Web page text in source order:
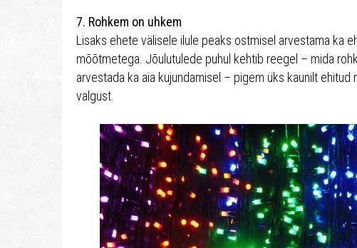
7. Rohkem on uhkem
Lisaks ehete välisele ilule peaks ostmisel arvestama ka
mõõtmetega. Jõulutulede puhul kehtib reegel – mida
arvestada ka aia kujundamisel – pigem üks kaunilt ehitud
valgust.